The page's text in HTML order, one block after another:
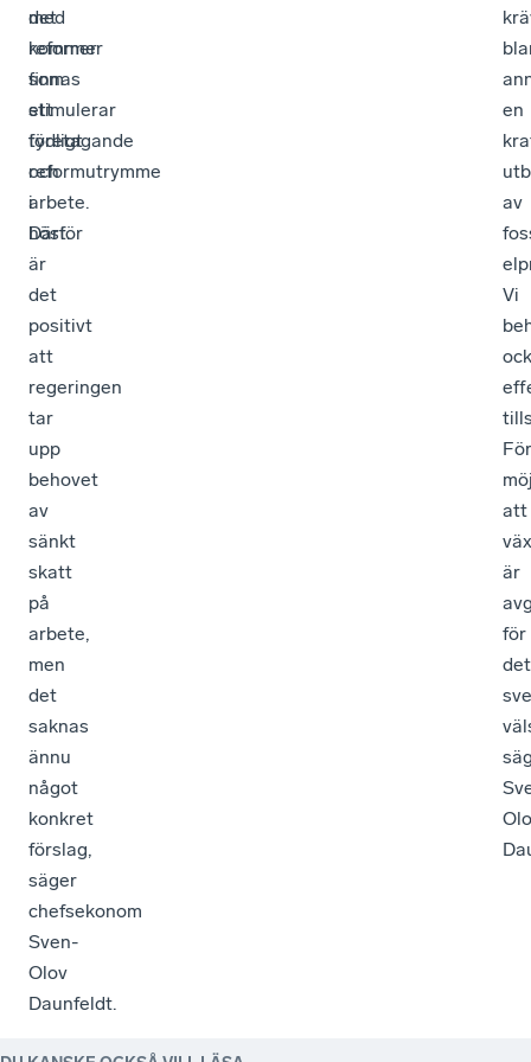
det
kommer
finnas
ett
tydligt
reformutrymme
i
höst.
med
reformer
som
stimulerar
företagande
och
arbete.
Därför
är
det
positivt
att
regeringen
tar
upp
behovet
av
sänkt
skatt
på
arbete,
men
det
saknas
ännu
något
konkret
förslag,
säger
chefsekonom
Sven-
Olov
Daunfeldt.
en
av
Vi
att
är
för
det